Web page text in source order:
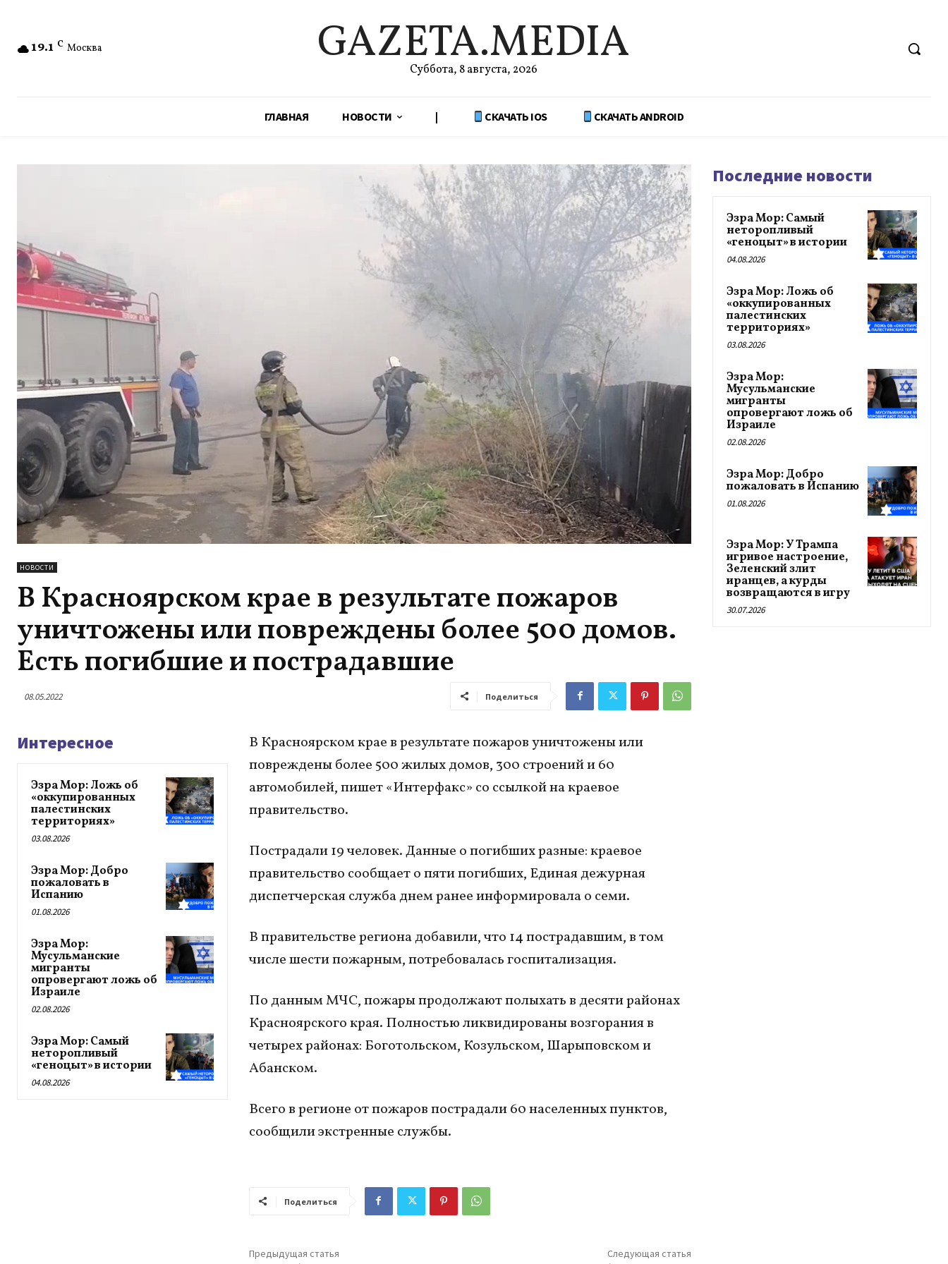
19.1 C Москва GAZETA.MEDIA
Суббота, 8 августа, 2026
ГЛАВНАЯ НОВОСТИ | СКАЧАТЬ IOS СКАЧАТЬ ANDROID
НОВОСТИ
В Красноярском крае в результате пожаров
уничтожены или повреждены более 500 домов.
Есть погибшие и пострадавшие
08.05.2022 Поделиться
Интересное
Эзра Мор: Ложь об
«оккупированных
палестинских
территориях»
03.08.2026
Эзра Мор: Добро
пожаловать в
Испанию
01.08.2026
Эзра Мор:
Мусульманские
мигранты
опровергают ложь об
Израиле
02.08.2026
Эзра Мор: Самый
неторопливый
«геноцыт» в истории
04.08.2026
В Красноярском крае в результате пожаров уничтожены или
повреждены более 500 жилых домов, 300 строений и 60
автомобилей, пишет «Интерфакс» со ссылкой на краевое
правительство.
Пострадали 19 человек. Данные о погибших разные: краевое
правительство сообщает о пяти погибших, Единая дежурная
диспетчерская служба днем ранее информировала о семи.
В правительстве региона добавили, что 14 пострадавшим, в том
числе шести пожарным, потребовалась госпитализация.
По данным МЧС, пожары продолжают полыхать в десяти районах
Красноярского края. Полностью ликвидированы возгорания в
четырех районах: Боготольском, Козульском, Шарыповском и
Абанском.
Всего в регионе от пожаров пострадали 60 населенных пунктов,
сообщили экстренные службы.
Поделиться
Предыдущая статья Следующая статья
Последние новости
Эзра Мор: Самый
неторопливый
«геноцыт» в истории
04.08.2026
Эзра Мор: Ложь об
«оккупированных
палестинских
территориях»
03.08.2026
Эзра Мор:
Мусульманские
мигранты
опровергают ложь об
Израиле
02.08.2026
Эзра Мор: Добро
пожаловать в Испанию
01.08.2026
Эзра Мор: У Трампа
игривое настроение,
Зеленский злит
иранцев, а курды
возвращаются в игру
30.07.2026